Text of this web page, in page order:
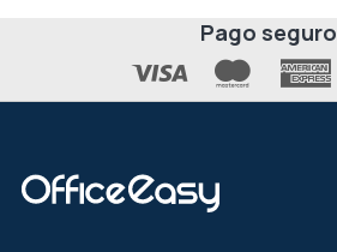
Pago seguro